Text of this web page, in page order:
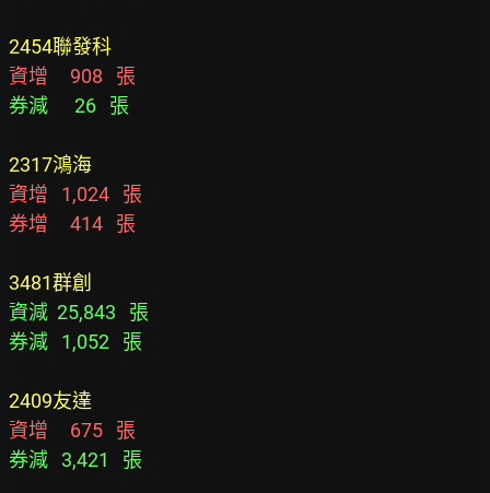
2454聯發科
資增     908   張
券減      26   張
2317鴻海
資增   1,024   張
券增     414   張
3481群創
資減  25,843   張
券減   1,052   張
2409友達
資增     675   張
券減   3,421   張